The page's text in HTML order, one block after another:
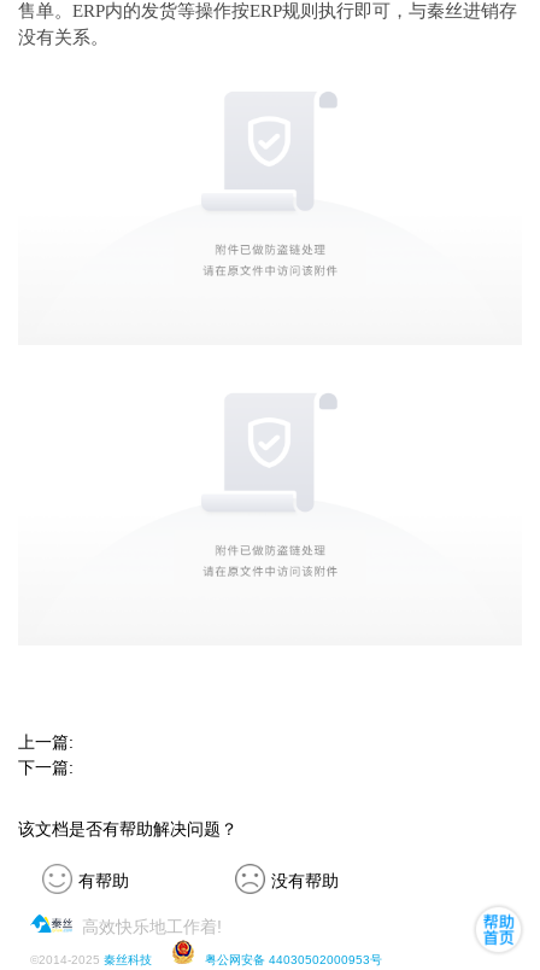
售单。ERP内的发货等操作按ERP规则执行即可，与秦丝进销存
没有关系。
上一篇:
下一篇:
该文档是否有帮助解决问题？
有帮助 没有帮助
高效快乐地工作着!
©2014-2025 秦丝科技 粤公网安备 44030502000953号